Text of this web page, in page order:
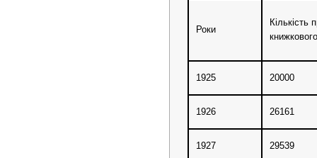
Роки
Кількість
1925 20000
1926 26161
1927 29539